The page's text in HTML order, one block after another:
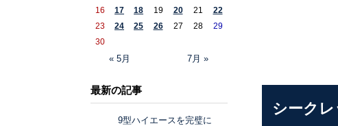
シーク
« 5月 7月 »
16
17 18 19 20 21
22
23
24 25 26 27 28
29
30
最新の記事
9型ハイエースを完璧に